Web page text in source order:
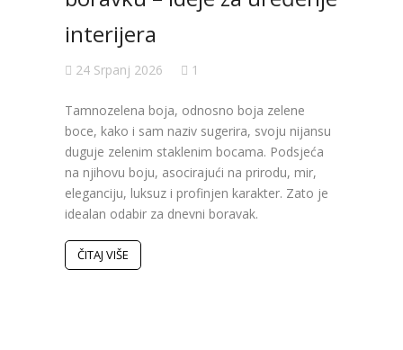
interijera
24 Srpanj 2026 1
Tamnozelena boja, odnosno boja zelene
boce, kako i sam naziv sugerira, svoju nijansu
duguje zelenim staklenim bocama. Podsjeća
na njihovu boju, asocirajući na prirodu, mir,
eleganciju, luksuz i profinjen karakter. Zato je
idealan odabir za dnevni boravak.
ČITAJ VIŠE